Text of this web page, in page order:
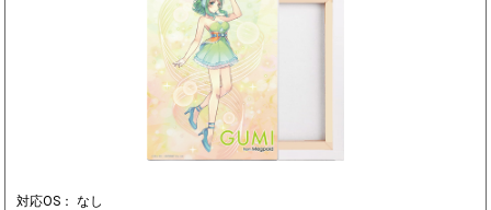
対応OS： なし